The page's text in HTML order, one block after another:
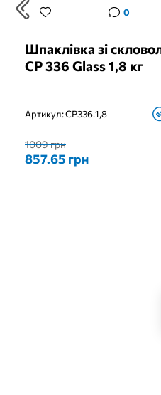
0
Шпаклівка зі
CP 336 Glass 1,8 кг
Артикул:CP336.1,8
1009 грн
857.65 грн